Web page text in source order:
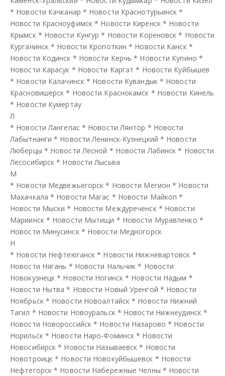
* Новости Качканар * Новости Краснотурьинск *
Новости Красноуфимск * Новости Киренск * Новости
Крымск * Новости Кунгур * Новости Кореновск * Новости
Курганинск * Новости Кропоткин * Новости Канск *
Новости Кодинск * Новости Керчь * Новости Купино *
Новости Карасук * Новости Каргат * Новости Куйбышев
* Новости Калачинск * Новости Кувандык * Новости
Красновишерск * Новости Краснокамск * Новости Кинель
* Новости Кумертау
Л
* Новости Лангепас* Новости Лянтор * Новости
Лабытнанги * Новости Ленинск-Кузнецкий * Новости
Люберцы * Новости Лесной * Новости Лабинск * Новости
Лесосибирск * Новости Лысьва
М
* Новости Медвежьегорск * Новости Мегион * Новости
Махачкала * Новости Магас * Новости Майкоп *
Новости Мыски * Новости Междуреченск * Новости
Мариинск * Новости Мытищи * Новости Муравленко *
Новости Минусинск * Новости Медногорск
Н
* Новости Нефтеюганск * Новости Нижневартовск *
Новости Нягань * Новости Нальчик * Новости
Новокузнецк * Новости Ногинск * Новости Надым *
Новости Нытва * Новости Новый Уренгой * Новости
Ноябрьск * Новости Новоалтайск * Новости Нижний
Тагил * Новости Новоуральск * Новости Нижнеудинск *
Новости Новороссийск * Новости Назарово * Новости
Норильск * Новости Наро-Фоминск * Новости
Новосибирск * Новости Называевск * Новости
Новотроицк * Новости Новокуйбышевск * Новости
Нефтегорск * Новости Набережные Челны * Новости